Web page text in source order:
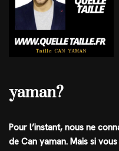
yaman?
Pour l’instant, nous ne
de Can yaman. Mais si